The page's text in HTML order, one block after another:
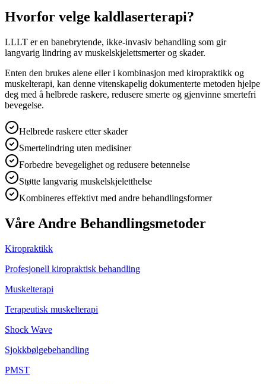
Hvorfor velge kaldlaserterapi?
LLLT er en banebrytende, ikke-invasiv behandling som gir
langvarig lindring av muskelskjelettsmerter og skader.
Enten den brukes alene eller i kombinasjon med kiropraktikk og
muskelterapi, kan denne vitenskapelig dokumenterte metoden hjelpe
deg med å helbrede raskere, redusere smerte og gjenvinne smertefri
bevegelse.
Helbrede raskere etter skader
Smertelindring uten medisiner
Forbedre bevegelighet og redusere betennelse
Støtte langvarig muskelskjeletthelse
Kombineres effektivt med andre behandlingsformer
Våre Andre Behandlingsmetoder
Kiropraktikk
Profesjonell kiropraktisk behandling
Muskelterapi
Terapeutisk muskelterapi
Shock Wave
Sjokkbølgebehandling
PMST